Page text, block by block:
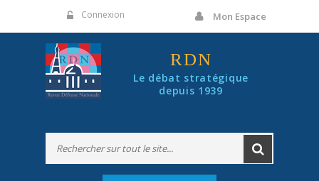
Connexion Mon Espace
RDN
Le débat stratégique
depuis 1939